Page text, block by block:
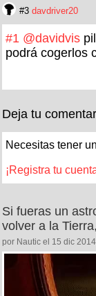
#3 davdriver20
#1 @davidvis
podrá cogerlos
Deja tu
Necesitas tener
¡Registra tu
Si fueras un
volver a la
por Nautic el 15 dic